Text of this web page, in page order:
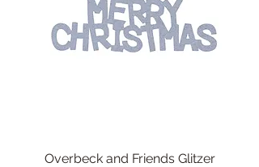
Overbeck and Friends Glitzer